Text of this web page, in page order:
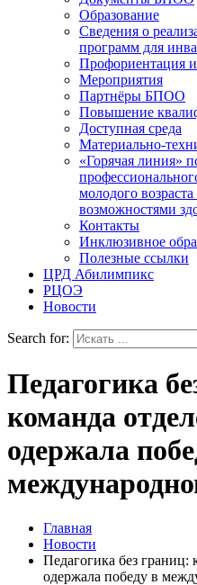
Образование
Сведения о
программ для
Профориентация и
Мероприятия
Партнёры БПОО
Повышение
Доступная среда
Материально-
«Горячая линия»
молодого
возможностями
Контакты
Инклюзивное
Полезные ссылки
ЦРД Абилимпикс
РЦОЭ
Новости
Search for:
Педагогика
команда
одержала
Главная
Новости
Педагогика без
одержала победу в